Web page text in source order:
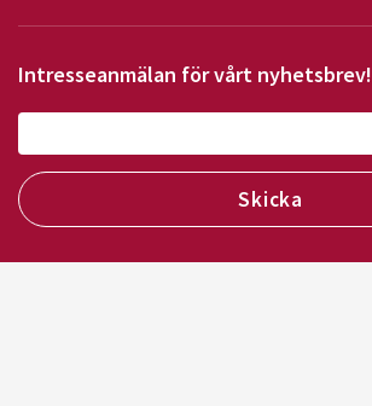
Intresseanmälan för vårt nyhetsbrev!